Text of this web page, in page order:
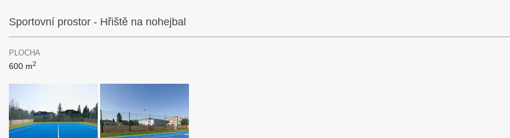
Sportovní prostor - Hřiště na nohejbal
PLOCHA
600 m2